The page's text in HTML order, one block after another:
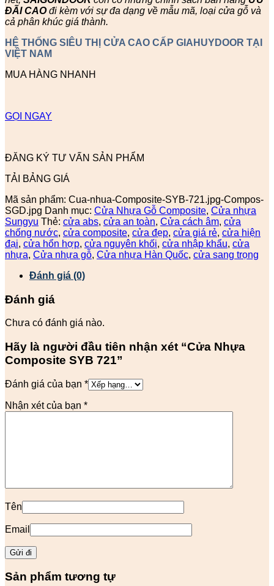
ĐÃI CAOđi kèm với sự đa dạng về mẫu mã, loại cửa gỗ và
cả phân khúc giá thành.
HỆ THỐNG SIÊU THỊ CỬA CAO CẤP GIAHUYDOOR TẠI
VIỆT NAM
MUA HÀNG NHANH
GỌI NGAY
ĐĂNG KÝ TƯ VẤN SẢN PHẨM
TẢI BẢNG GIÁ
Mã sản phẩm: Cua-nhua-Composite-SYB-721.jpg-Compos-
SGD.jpg Danh mục: Cửa Nhựa Gỗ Composite, Cửa nhựa
Sungyu Thẻ: cửa abs, cửa an toàn, Cửa cách âm, cửa
chống nước, cửa composite, cửa đẹp, cửa giá rẻ, cửa hiện
đại, cửa hổn hợp, cửa nguyên khối, cửa nhập khẩu, cửa
nhựa, Cửa nhựa gỗ, Cửa nhựa Hàn Quốc, cửa sang trọng
Đánh giá (0)
Đánh giá
Chưa có đánh giá nào.
Hãy là người đầu tiên nhận xét “Cửa Nhựa
Composite SYB 721”
Đánh giá của bạn *
Nhận xét của bạn *
Tên
Email
Sản phẩm tương tự